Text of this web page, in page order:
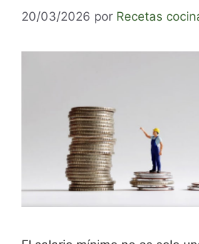
20/03/2026 por Recetas